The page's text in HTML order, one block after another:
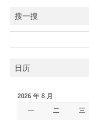
搜一搜
索：
日历
2026 年 8 月
一
二 三